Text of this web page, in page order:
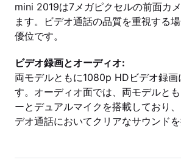
mini 2019は7メガピクセルの前面カ
ます。ビデオ通話の品質を重視する
優位です。
ビデオ録画とオーディオ:
両モデルともに1080p HDビデオ録画
す。オーディオ面では、両モデルと
ーとデュアルマイクを搭載しており
デオ通話においてクリアなサウンドを